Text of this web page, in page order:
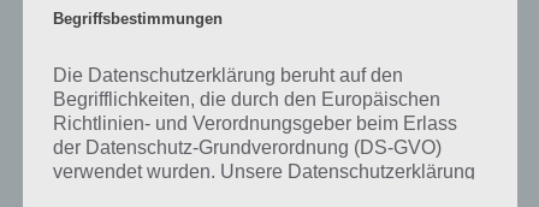
Mehr Artikel hier auf Touchportal
Begriffsbestimmungen
Die Datenschutzerklärung beruht auf den
Begrifflichkeiten, die durch den Europäischen
Richtlinien- und Verordnungsgeber beim Erlass
der Datenschutz-Grundverordnung (DS-GVO)
verwendet wurden. Unsere Datenschutzerklärung